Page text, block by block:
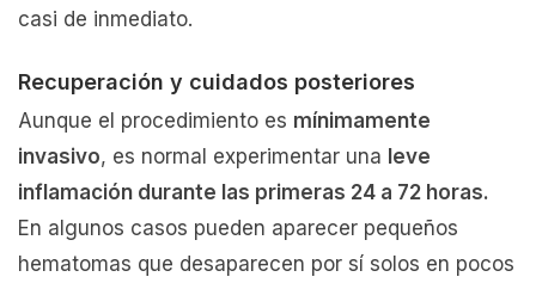
casi de inmediato.
Recuperación y cuidados posteriores
Aunque el procedimiento es mínimamente
invasivo, es normal experimentar una leve
inflamación durante las primeras 24 a 72 horas.
En algunos casos pueden aparecer pequeños
hematomas que desaparecen por sí solos en pocos